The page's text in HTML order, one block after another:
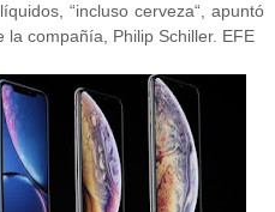
“incluso cerveza“, apuntó
compañía, Philip Schiller. EFE